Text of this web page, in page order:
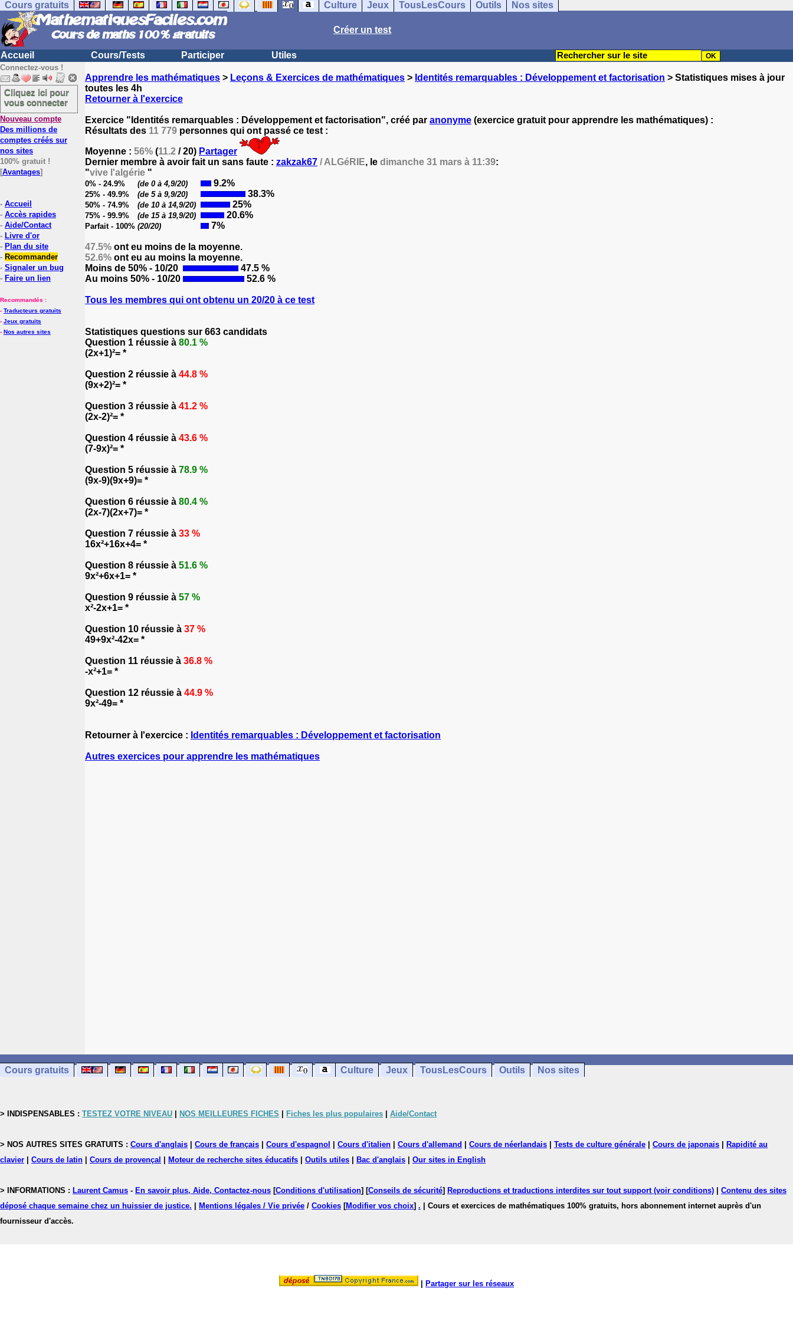
Cours gratuits Culture Jeux TousLesCours Outils Nos sites
Créer un test
Accueil Cours/Tests Participer Utiles
Connectez-vous !
Cliquez ici pour
vous connecter
Nouveau compte
Des millions de
comptes créés sur
nos sites
100% gratuit !
[Avantages]
- Accueil
- Accès rapides
- Aide/Contact
- Livre d'or
- Plan du site
- Recommander
- Signaler un bug
- Faire un lien
Recommandés :
- Traducteurs gratuits
- Jeux gratuits
- Nos autres sites
Apprendre les mathématiques > Leçons & Exercices de mathématiques > Identités remarquables : Développement et factorisation > Statistiques mises à jour
toutes les 4h
Retourner à l'exercice
Exercice "Identités remarquables : Développement et factorisation", créé par anonyme (exercice gratuit pour apprendre les mathématiques) :
Résultats des 11 779 personnes qui ont passé ce test :
Moyenne : 56% (11.2 / 20) Partager
Dernier membre à avoir fait un sans faute : zakzak67 / ALGéRIE, le dimanche 31 mars à 11:39:
"vive l'algérie "
0% - 24.9% (de 0 à 4,9/20) 9.2%
25% - 49.9% (de 5 à 9,9/20) 38.3%
50% - 74.9% (de 10 à 14,9/20) 25%
75% - 99.9% (de 15 à 19,9/20) 20.6%
Parfait - 100% (20/20) 7%
47.5% ont eu moins de la moyenne.
52.6% ont eu au moins la moyenne.
Moins de 50% - 10/20
47.5 %
Au moins 50% - 10/20
52.6 %
Tous les membres qui ont obtenu un 20/20 à ce test
Statistiques questions sur 663 candidats
Question 1 réussie à 80.1 %
(2x+1)²= *
Question 2 réussie à 44.8 %
(9x+2)²= *
Question 3 réussie à 41.2 %
(2x-2)²= *
Question 4 réussie à 43.6 %
(7-9x)²= *
Question 5 réussie à 78.9 %
(9x-9)(9x+9)= *
Question 6 réussie à 80.4 %
(2x-7)(2x+7)= *
Question 7 réussie à 33 %
16x²+16x+4= *
Question 8 réussie à 51.6 %
9x²+6x+1= *
Question 9 réussie à 57 %
x²-2x+1= *
Question 10 réussie à 37 %
49+9x²-42x= *
Question 11 réussie à 36.8 %
-x²+1= *
Question 12 réussie à 44.9 %
9x²-49= *
Retourner à l'exercice : Identités remarquables : Développement et factorisation
Autres exercices pour apprendre les mathématiques
Cours gratuits Culture Jeux TousLesCours Outils Nos sites
> INDISPENSABLES : TESTEZ VOTRE NIVEAU NOS MEILLEURES FICHES Fiches les plus populaires Aide/Contact
> NOS AUTRES SITES GRATUITS : Cours d'anglais Cours de français Cours d'espagnol Cours d'italien Cours d'allemand Cours de néerlandais Tests de culture générale Cours de japonais
Rapidité au
clavier
Cours de latin Cours de provençal Moteur de recherche sites éducatifs Outils utiles Bac d'anglais Our sites in English
> INFORMATIONS : Laurent Camus - En savoir plus, Aide, Contactez-nous [Conditions d'utilisation] [Conseils de sécurité] Reproductions et traductions interdites sur tout support (voir conditions)
Contenu des sites
déposé chaque semaine chez un huissier de justice.
Mentions légales / Vie privée / Cookies [Modifier vos choix] .
| Cours et exercices de mathématiques 100% gratuits, hors abonnement internet auprès d'un
fournisseur d'accès.
Partager sur les réseaux